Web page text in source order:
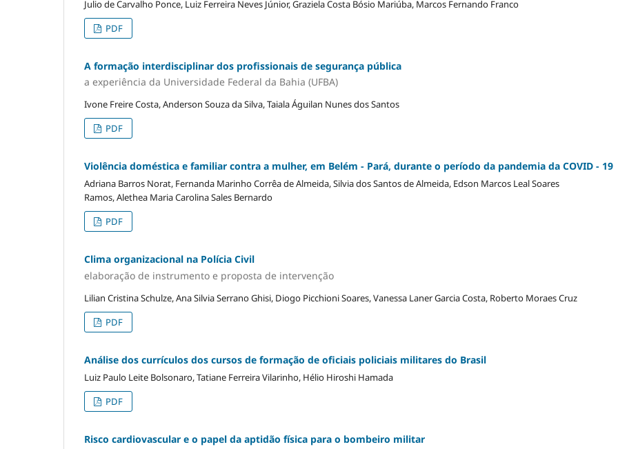
Julio de Carvalho Ponce, Luiz Ferreira Neves Júnior, Graziela Costa Bósio Mariúba, Marcos Fernando Franco
PDF
A formação interdisciplinar dos profissionais de segurança pública
a experiência da Universidade Federal da Bahia (UFBA)
Ivone Freire Costa, Anderson Souza da Silva, Taiala Águilan Nunes dos Santos
PDF
Violência doméstica e familiar contra a mulher, em Belém - Pará, durante o período da pandemia da COVID - 19
Adriana Barros Norat, Fernanda Marinho Corrêa de Almeida, Silvia dos Santos de Almeida, Edson Marcos Leal Soares
Ramos, Alethea Maria Carolina Sales Bernardo
PDF
Clima organizacional na Polícia Civil
elaboração de instrumento e proposta de intervenção
Lilian Cristina Schulze, Ana Silvia Serrano Ghisi, Diogo Picchioni Soares, Vanessa Laner Garcia Costa, Roberto Moraes Cruz
PDF
Análise dos currículos dos cursos de formação de oficiais policiais militares do Brasil
Luiz Paulo Leite Bolsonaro, Tatiane Ferreira Vilarinho, Hélio Hiroshi Hamada
PDF
Risco cardiovascular e o papel da aptidão física para o bombeiro militar